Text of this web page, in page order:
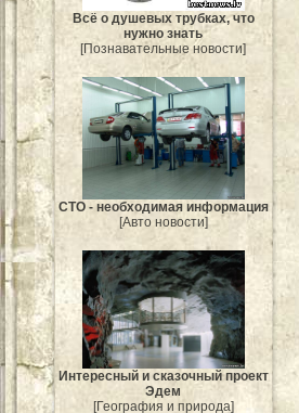
Всё о душевых трубках, что
нужно знать
[Познавательные новости]
СТО - необходимая информация
[Авто новости]
Интересный и сказочный проект
Эдем
[География и природа]